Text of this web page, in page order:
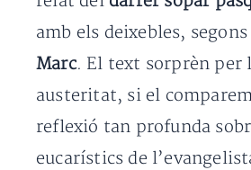
amb els deixebles, segons
Marc. El text sorprèn per
austeritat, si el
reflexió tan profunda
eucarístics de